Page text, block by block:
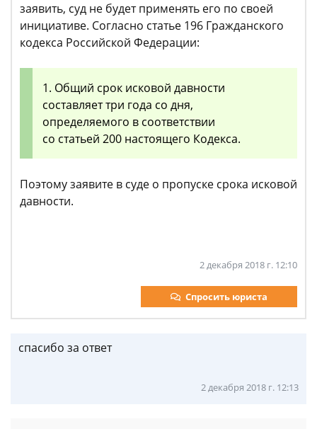
заявить, суд не будет применять его по своей
инициативе. Согласно статье 196 Гражданского
кодекса Российской Федерации:
1. Общий срок исковой давности
составляет три года со дня,
определяемого в соответствии
со статьей 200 настоящего Кодекса.
Поэтому заявите в суде о пропуске срока исковой
давности.
2 декабря 2018 г. 12:10
Спросить юриста
спасибо за ответ
2 декабря 2018 г. 12:13